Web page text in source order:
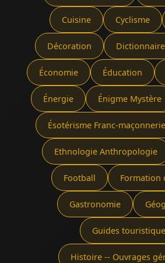
Cuisine Cyclisme
Décoration
Économie Éducation
Énergie Énigme Mystère
Ésotérisme Franc-maçonnerie
Ethnologie Anthropologie
Football Formation
Gastronomie
Guides
Histoire -- Ouvrages